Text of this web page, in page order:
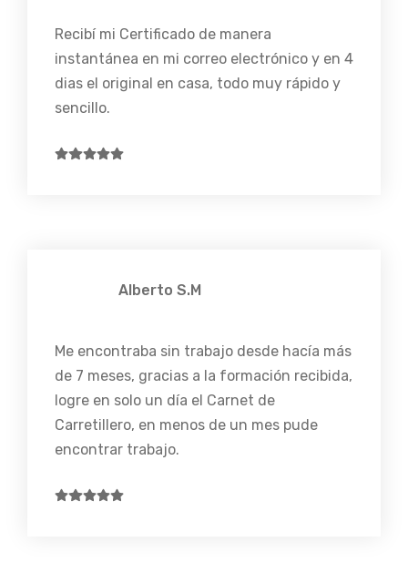
Recibí mi Certificado de manera
instantánea en mi correo electrónico y en 4
dias el original en casa, todo muy rápido y
sencillo.
Alberto S.M
Me encontraba sin trabajo desde hacía más
de 7 meses, gracias a la formación recibida,
logre en solo un día el Carnet de
Carretillero, en menos de un mes pude
encontrar trabajo.